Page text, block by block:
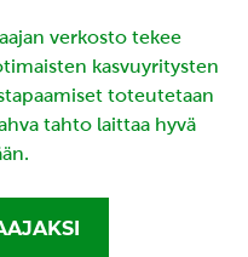
verkosto tekee
kasvuyritysten
toteutetaan
tahto laittaa hyvä